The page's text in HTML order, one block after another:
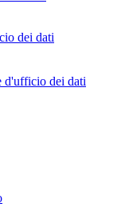
dei dati
d'ufficio dei dati